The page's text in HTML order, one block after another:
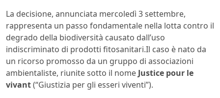
La decisione, annunciata mercoledì 3 settembre,
rappresenta un passo fondamentale nella lotta contro il
degrado della biodiversità causato dall’uso
indiscriminato di prodotti fitosanitari.Il caso è nato da
un ricorso promosso da un gruppo di associazioni
ambientaliste, riunite sotto il nome Justice pour le
vivant(“Giustizia per gli esseri viventi”).